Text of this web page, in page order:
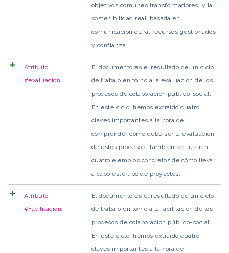
objetivos comunes transformadores; y la
sostenibilidad real, basada en
comunicación clara, recursos gestionados
y confianza.
Atributo
#evaluación
El documento es el resultado de un ciclo
de trabajo en torno a la evaluación de los
procesos de colaboración público-social.
En este ciclo, hemos extraído cuatro
claves importantes a la hora de
comprender cómo debe ser la evaluación
de estos procesos. También se ilustran
cuatro ejemplos concretos de cómo llevar
a cabo este tipo de proyectos.
Atributo
#Facilitación
El documento es el resultado de un ciclo
de trabajo en torno a la facilitación de los
procesos de colaboración público-social.
En este ciclo, hemos extraído cuatro
claves importantes a la hora de